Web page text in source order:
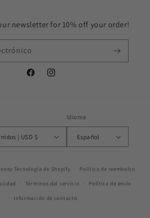
newsletter for 10% off your order!
FacebookInstagram
Estados Unidos | USD $
Idioma
Español
Tecnología de Shopify Política de reembolso
Términos del servicio Política de envío
Información de contacto